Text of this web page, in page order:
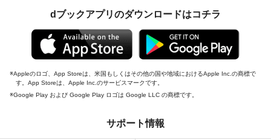
dブックアプリのダウンロードはコチラ
Appleのロゴ、App Storeは、米国もしくはその他の国や地域におけるApple Inc.の商標で
す。App Storeは、Apple Inc.のサービスマークです。
Google Play および Google Play ロゴは Google LLC の商標です。
サポート情報